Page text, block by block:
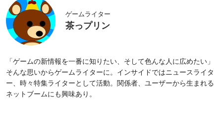
ゲームライター
茶っプリン
「ゲームの新情報を一番に知りたい、そして色んな人に広めたい」
そんな思いからゲームライターに。インサイドではニュースライタ
ー、時々特集ライターとして活動。関係者、ユーザーから生まれる
ネットブームにも興味あり。